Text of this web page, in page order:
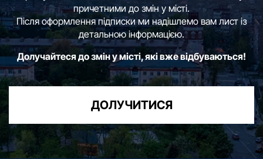
причетними до змін у місті.
Після оформлення підписки ми надішлемо вам лист із
детальною інформацією.
Долучайтеся до змін у місті, які вже відбуваються!
ДОЛУЧИТИСЯ